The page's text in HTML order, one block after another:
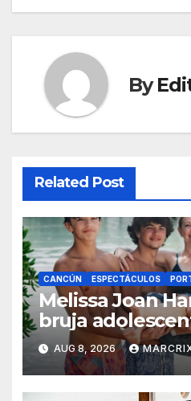
By
Related Post
CANCÚN ESPECTÁCULOS
Melissa Joan
bruja
con su familia
AUG 8, 2026